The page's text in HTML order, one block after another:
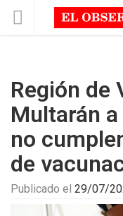
Región de
Multarán
no
de
Publicado el 29/07/